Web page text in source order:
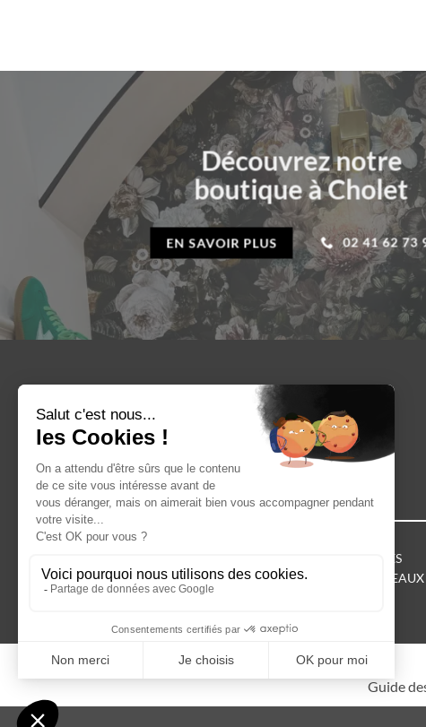
Découvrez notre
boutique à Cholet
EN SAVOIR PLUS 02 41 62 73
LIVRAISON GRATUITE
À PARTIR DE 50€ D’ACHAT
CHAUSSURES
ACCESSOIRES
CARTE CADEAUX
Guide